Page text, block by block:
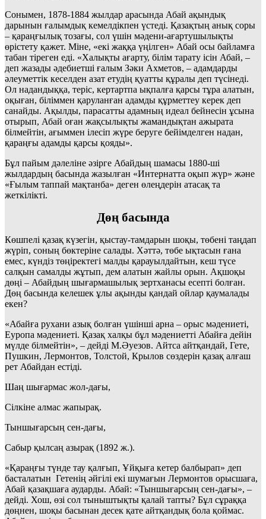
Сонымен, 1878-1884 жылдар арасында Абай ақындық
дарынын ғалымдық кемелдікпен үстеді. Қазақтың анық соры
– қараңғылық тозағы, сол үшін мәдени-ағартушылықты
өрістету қажет. Міне, «екі жаққа үңілген» Абай осы байламға
табан тіреген еді. «Халықты ағарту, білім тарату ісін Абай, –
деп жазады әдебиетші ғалым Зәки Ахметов, – адамдарды
әлеуметтік кеселден азат етудің қуатты құралы деп түсінеді.
Ол надандыққа, теріс, кертартпа ықпалға қарсы тұра алатын,
оқыған, біліммен қаруланған адамды құрметтеу керек деп
санайды. Ақылды, парасатты адамның идеал бейнесін ұсына
отырып, Абай оған жақсылықты жамандықтан ажырата
білмейтін, ағыммен ілесіп жүре беруге бейімделген надан,
қараңғы адамды қарсы қояды».
Бұл пайым дәлеліне әзірге Абайдың шамасы 1880-ші
жылдардың басында жазылған «Интернатта оқып жүр» және
«Ғылым таппай мақтанба» деген өлеңдерін атасақ та
жеткілікті.
Дөң басында
Көшпелі қазақ күзегін, қыстау-тамдарын шоқы, төбені таңдап
жүріп, соның бөктеріне салады. Хәттә, төбе ықтасын ғана
емес, күндіз төңіректегі малды қарауылдайтын, кеш түсе
салқын самалды жұтып, дем алатын жайлы орын. Ақшоқы
дөңі – Абайдың шығармашылық зертханасы есепті болған.
Дөң басында келешек ұлы ақынды қандай ойлар қаумалады
екен?
«Абайға рухани азық болған үшінші арна – орыс мәдениеті,
Еуропа мәдениеті. Қазақ халқы бұл мәдениетті Абайға дейін
мүлде білмейтін», – дейді М.Әуезов. Айтса айтқандай, Гете,
Пушкин, Лермонтов, Толстой, Крылов сөздерін қазақ алғаш
рет Абайдан естіді.
Шаң шығармас жол-дағы,
Сілкіне алмас жапырақ.
Тыншығарсың сен-дағы,
Сабыр қылсаң азырақ (1892 ж.).
«Қараңғы түнде тау қалғып, Ұйқыға кетер балбырап» деп
басталатын Гетенің әйгілі екі шумағын Лермонтов орысшаға,
Абай қазақшаға аударды. Абай: «Тыншығарсың сен-дағы», –
дейді. Хош, өзі сол тыныштықты қалай тапты? Бұл сұраққа
дөңнен, шоқы басынан десек қате айтқандық бола қоймас.